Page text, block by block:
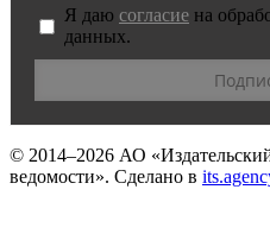
Я даю согласие на
данных.
© 2014–2026 АО
ведомости». Сделано в